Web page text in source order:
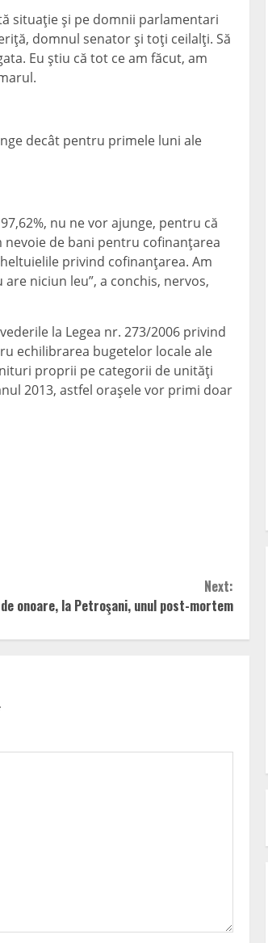
situaţie şi pe domnii parlamentari
domnul senator şi toţi ceilalţi. Să
Eu ştiu că tot ce am făcut, am
decât pentru primele luni ale
nu ne vor ajunge, pentru că
de bani pentru cofinanţarea
privind cofinanţarea. Am
niciun leu”, a conchis, nervos,
la Legea nr. 273/2006 privind
echilibrarea bugetelor locale ale
proprii pe categorii de unităţi
2013, astfel oraşele vor primi doar
Next:
onoare, la Petroşani, unul post-mortem